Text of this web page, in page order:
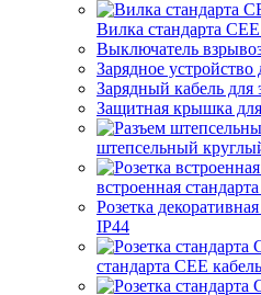
Вилка стандарта
Выключатель
Зарядное устройство
Зарядный кабель для
Защитная крышка
штепсельный
встроенная
Розетка
IP44
стандарта СЕЕ